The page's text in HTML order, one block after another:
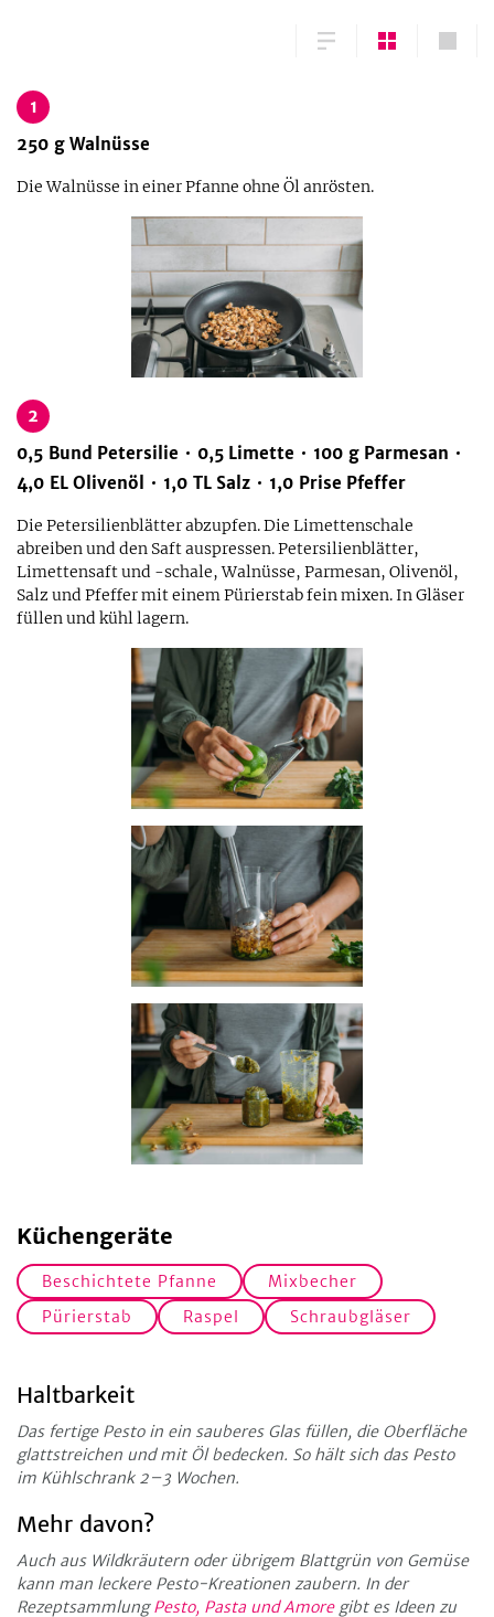
1
250 g Walnüsse
Die Walnüsse in einer Pfanne ohne Öl anrösten.
2
0,5 Bund Petersilie 0,5 Limette 100 g Parmesan
4,0 EL Olivenöl 1,0 TL Salz 1,0 Prise Pfeffer
Die Petersilienblätter abzupfen. Die Limettenschale
abreiben und den Saft auspressen. Petersilienblätter,
Limettensaft und -schale, Walnüsse, Parmesan, Olivenöl,
Salz und Pfeffer mit einem Pürierstab fein mixen. In Gläser
füllen und kühl lagern.
Küchengeräte
Beschichtete Pfanne
Mixbecher
Pürierstab
Raspel Schraubgläser
Haltbarkeit
Das fertige Pesto in ein sauberes Glas füllen, die Oberfläche
glattstreichen und mit Öl bedecken. So hält sich das Pesto
im Kühlschrank 2–3 Wochen.
Mehr davon?
Auch aus Wildkräutern oder übrigem Blattgrün von Gemüse
kann man leckere Pesto-Kreationen zaubern. In der
RezeptsammlungPesto, Pasta und Amoregibt es Ideen zu